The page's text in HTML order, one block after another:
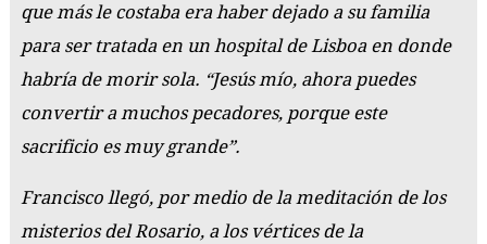
que más le costaba era haber dejado a su familia
para ser tratada en un hospital de Lisboa en donde
habría de morir sola. “Jesús mío, ahora puedes
convertir a muchos pecadores, porque este
sacrificio es muy grande”.
Francisco llegó, por medio de la meditación de los
misterios del Rosario, a los vértices de la